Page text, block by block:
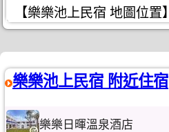
【樂樂池上民宿 地圖位置】
樂樂池上民宿 附近住宿
樂樂日暉溫泉酒店